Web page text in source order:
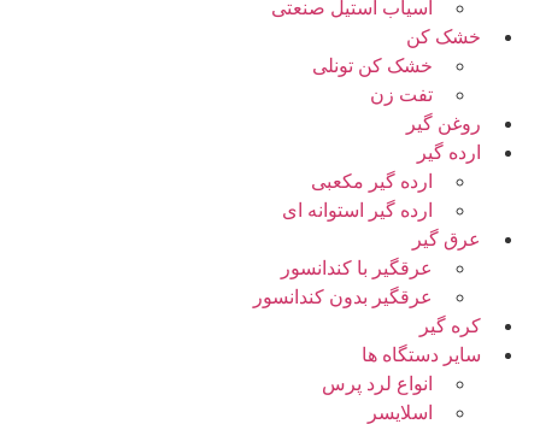
آسیاب استیل صنعتی
خشک کن
خشک کن تونلی
تفت زن
روغن گیر
ارده گیر
ارده گیر مکعبی
ارده گیر استوانه ای
عرق گیر
عرقگیر با کندانسور
عرقگیر بدون کندانسور
کره گیر
سایر دستگاه ها
انواع لرد پرس
اسلایسر